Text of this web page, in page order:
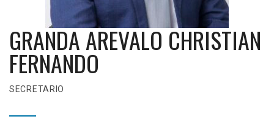
GRANDA AREVALO CHRISTIAN
FERNANDO
SECRETARIO